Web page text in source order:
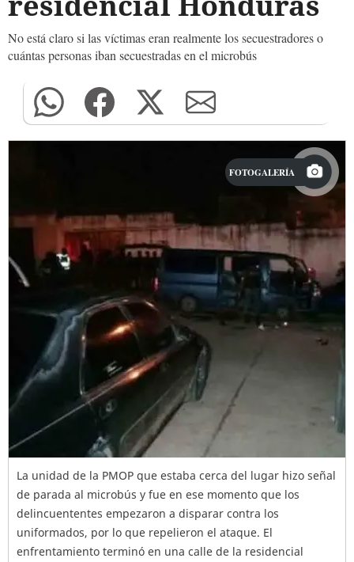
No está claro si las víctimas eran realmente los secuestradores o
cuántas personas iban secuestradas en el microbús
FOTOGALERÍA
La unidad de la PMOP que estaba cerca del lugar hizo señal
de parada al microbús y fue en ese momento que los
delincuententes empezaron a disparar contra los
uniformados, por lo que repelieron el ataque. El
enfrentamiento terminó en una calle de la residencial